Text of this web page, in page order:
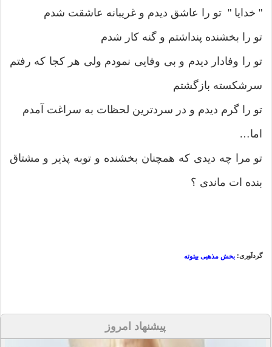
" خدایا " تو را عاشق دیدم و غریبانه عاشقت شدم
تو را بخشنده پنداشتم و گنه کار شدم
تو را وفادار دیدم و بی وفایی نمودم ولی هر کجا که رفتم
سرشکسته بازگشتم
تو را گرم دیدم و در سردترین لحظات به سراغت آمدم
اما…
تو مرا چه دیدی که همچنان بخشنده و توبه پذیر و مشتاق
بنده ات ماندی ؟
گردآوری: بخش مذهبی بیتوته
پیشنهاد امروز